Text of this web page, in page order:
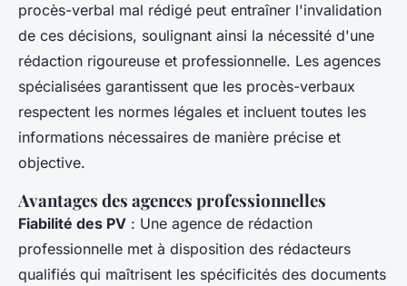
procès-verbal mal rédigé peut entraîner l'invalidation
de ces décisions, soulignant ainsi la nécessité d'une
rédaction rigoureuse et professionnelle. Les agences
spécialisées garantissent que les procès-verbaux
respectent les normes légales et incluent toutes les
informations nécessaires de manière précise et
objective.
Avantages des agences professionnelles
Fiabilité des PV : Une agence de rédaction
professionnelle met à disposition des rédacteurs
qualifiés qui maîtrisent les spécificités des documents